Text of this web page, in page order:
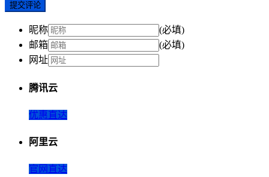
提交评论
昵称
(必填)
邮箱
(必填)
网址
腾讯云
优惠直达
阿里云
官网直达